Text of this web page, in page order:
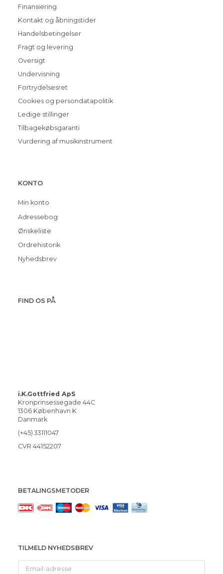
Finansiering
Kontakt og åbningstider
Handelsbetingelser
Fragt og levering
Oversigt
Undervisning
Fortrydelsesret
Cookies og persondatapolitik
Ledige stillinger
Tilbagekøbsgaranti
Vurdering af musikinstrument
KONTO
Min konto
Adressebog
Ønskeliste
Ordrehistorik
Nyhedsbrev
FIND OS PÅ
i.K.Gottfried ApS
Kronprinsessegade 44C
1306 København K
Danmark
(+45) 33111047
CVR 44152207
BETALINGSMETODER
TILMELD NYHEDSBREV
adresse